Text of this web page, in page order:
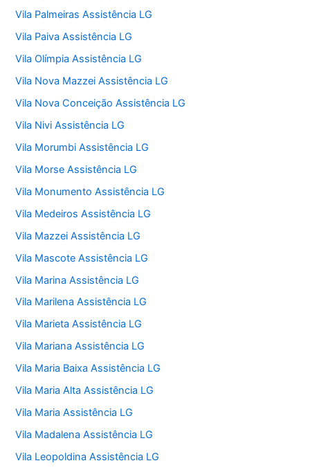
Vila Palmeiras Assistência LG
Vila Paiva Assistência LG
Vila Olímpia Assistência LG
Vila Nova Mazzei Assistência LG
Vila Nova Conceição Assistência LG
Vila Nivi Assistência LG
Vila Morumbi Assistência LG
Vila Morse Assistência LG
Vila Monumento Assistência LG
Vila Medeiros Assistência LG
Vila Mazzei Assistência LG
Vila Mascote Assistência LG
Vila Marina Assistência LG
Vila Marilena Assistência LG
Vila Marieta Assistência LG
Vila Mariana Assistência LG
Vila Maria Baixa Assistência LG
Vila Maria Alta Assistência LG
Vila Maria Assistência LG
Vila Madalena Assistência LG
Vila Leopoldina Assistência LG